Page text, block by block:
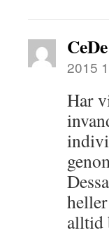
CeDe
2015
Har
alltid